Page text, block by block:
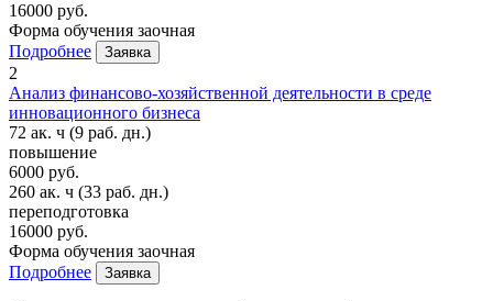
16000 руб.
Форма обучения заочная
Подробнее
Заявка
2
Анализ финансово-хозяйственной деятельности в среде
инновационного бизнеса
72 ак. ч (9 раб. дн.)
повышение
6000 руб.
260 ак. ч (33 раб. дн.)
переподготовка
16000 руб.
Форма обучения заочная
Подробнее
Заявка